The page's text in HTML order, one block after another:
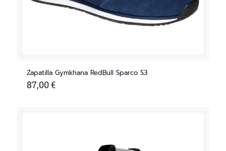
Zapatilla Gymkhana RedBull Sparco S3
87,00€